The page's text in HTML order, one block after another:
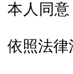
本人同
依照法